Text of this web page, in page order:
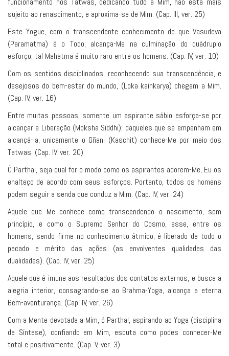
sujeito ao renascimento, e aproxima-se de Mim. (Cap. III, ver. 25)
Este Yogue, com o transcendente conhecimento de que Vasudeva
(Paramatma) é o Todo, alcança-Me na culminação do quádruplo
esforço; tal Mahatma é muito raro entre os homens. (Cap. IV, ver. 10)
Com os sentidos disciplinados, reconhecendo sua transcendência, e
desejosos do bem-estar do mundo, (Loka kainkarya) chegam a Mim.
(Cap. IV, ver. 16)
Entre muitas pessoas, somente um aspirante sábio esforça-se por
alcançar a Liberação (Moksha Siddhi); daqueles que se empenham em
alcançá-la, unicamente o Gñani (Kaschit) conhece-Me por meio dos
Tatwas. (Cap. IV, ver. 20)
Ó Partha!, seja qual for o modo como os aspirantes adorem-Me, Eu os
enalteço de acordo com seus esforços. Portanto, todos os homens
podem seguir a senda que conduz a Mim. (Cap. IV, ver. 24)
Aquele que Me conhece como transcendendo o nascimento, sem
princípio, e como o Supremo Senhor do Cosmo, esse, entre os
homens, sendo firme no conhecimento átmico, é liberado de todo o
pecado e mérito das ações (as envolventes qualidades das
dualidades). (Cap. IV, ver. 25)
Aquele que é imune aos resultados dos contatos externos, e busca a
alegria interior, consagrando-se ao Brahma-Yoga, alcança a eterna
Bem-aventurança. (Cap. IV, ver. 26)
Com a Mente devotada a Mim, ó Partha!, aspirando ao Yoga (disciplina
de Síntese), confiando em Mim, escuta como podes conhecer-Me
total e positivamente. (Cap. V, ver. 3)